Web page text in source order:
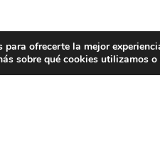
para ofrecerte la mejor
sobre qué cookies utilizamos